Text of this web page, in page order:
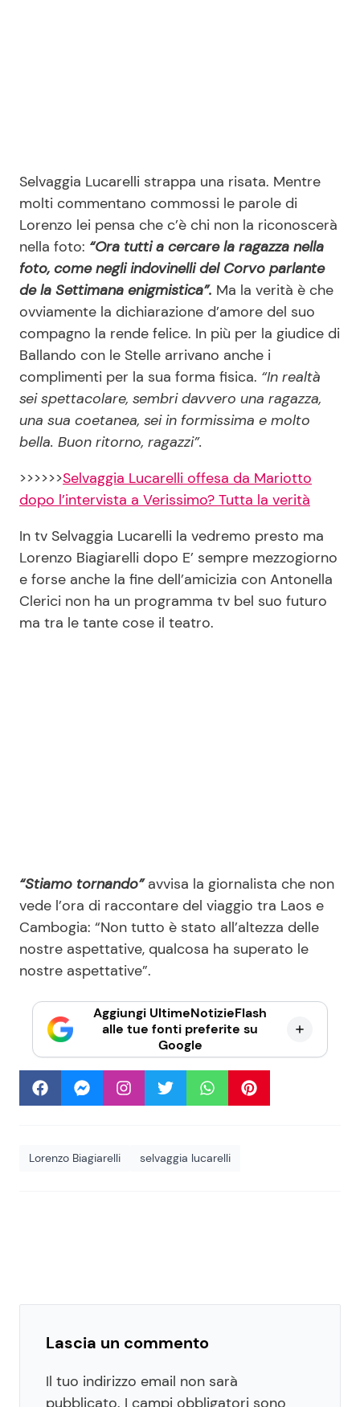
Selvaggia Lucarelli strappa una risata. Mentre
molti commentano commossi le parole di
Lorenzo lei pensa che c’è chi non la riconoscerà
nella foto: “Ora tutti a cercare la ragazza nella
foto, come negli indovinelli del Corvo parlante
de la Settimana enigmistica”. Ma la verità è che
ovviamente la dichiarazione d’amore del suo
compagno la rende felice. In più per la giudice di
Ballando con le Stelle arrivano anche i
complimenti per la sua forma fisica. “In realtà
sei spettacolare, sembri davvero una ragazza,
una sua coetanea, sei in formissima e molto
bella. Buon ritorno, ragazzi”.
>>>>>>Selvaggia Lucarelli offesa da Mariotto
dopo l’intervista a Verissimo? Tutta la verità
In tv Selvaggia Lucarelli la vedremo presto ma
Lorenzo Biagiarelli dopo E’ sempre mezzogiorno
e forse anche la fine dell’amicizia con Antonella
Clerici non ha un programma tv bel suo futuro
ma tra le tante cose il teatro.
“Stiamo tornando”avvisa la giornalista che non
vede l’ora di raccontare del viaggio tra Laos e
Cambogia: “Non tutto è stato all’altezza delle
nostre aspettative, qualcosa ha superato le
nostre aspettative”.
Aggiungi UltimeNotizieFlash
alle tue fonti preferite su
Google
Lorenzo Biagiarelli selvaggia lucarelli
Lascia un commento
Il tuo indirizzo email non sarà
pubblicato. I campi obbligatori sono